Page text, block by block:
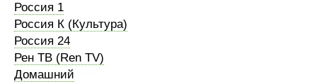
Россия 1
Россия К (Культура)
Россия 24
Рен ТВ (Ren TV)
Домашний